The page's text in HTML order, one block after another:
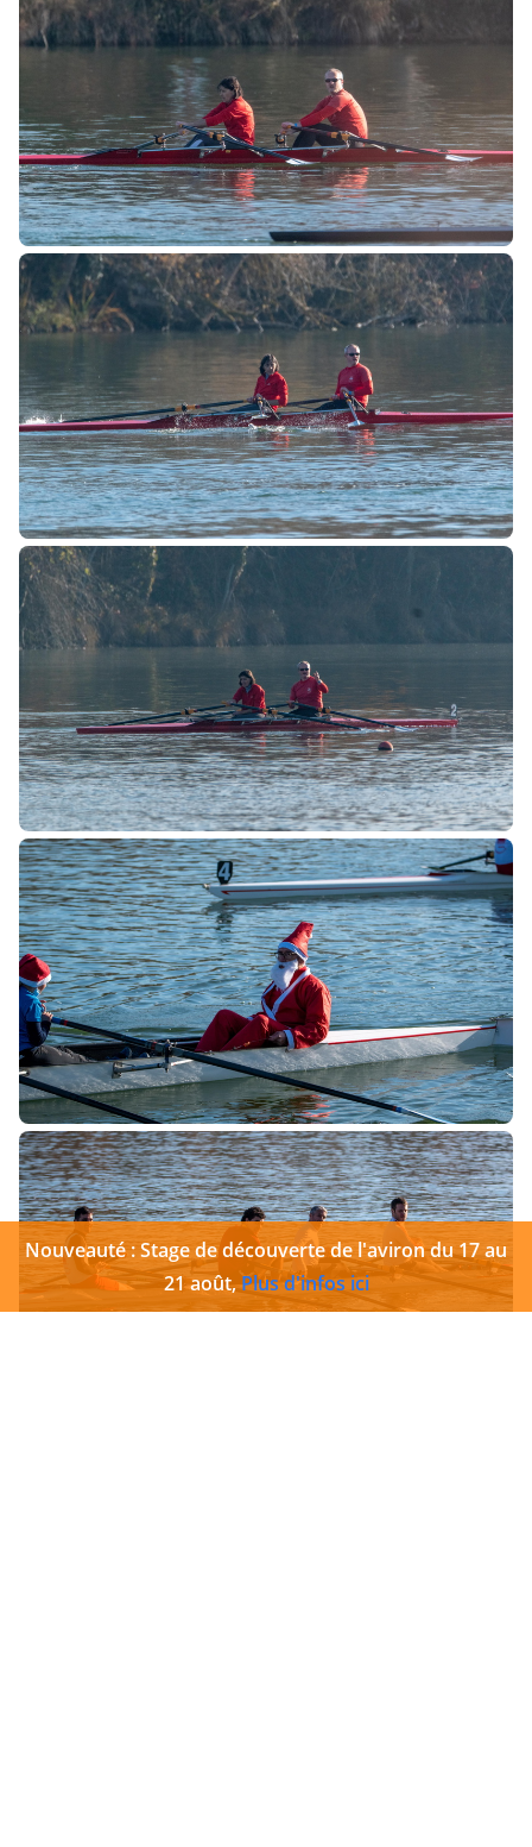
Nouveauté : Stage de découverte de l'aviron du 17 au
21 août,Plus d'infos ici